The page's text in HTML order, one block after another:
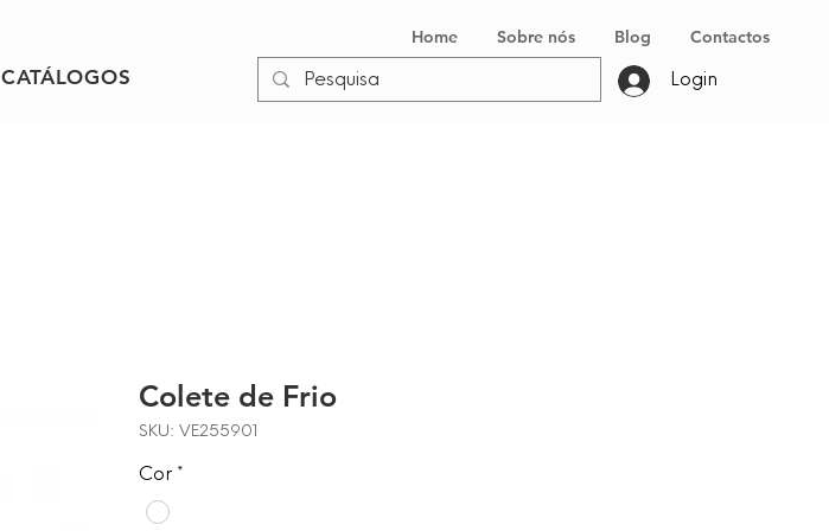
CATÁLOGOS
Home Sobre nós Blog Contactos
Login
Colete de Frio
SKU: VE255901
Cor *